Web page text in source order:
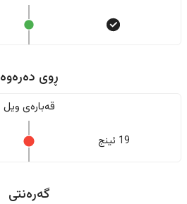
ڕوی دەرەوە
قەبارەی ویل
19 ئینج
گەرەنتی